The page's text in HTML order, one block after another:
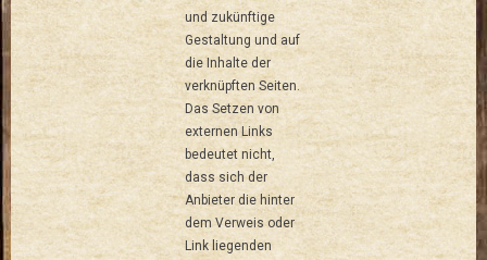
und zukünftige
Gestaltung und auf
die Inhalte der
verknüpften Seiten.
Das Setzen von
externen Links
bedeutet nicht,
dass sich der
Anbieter die hinter
dem Verweis oder
Link liegenden